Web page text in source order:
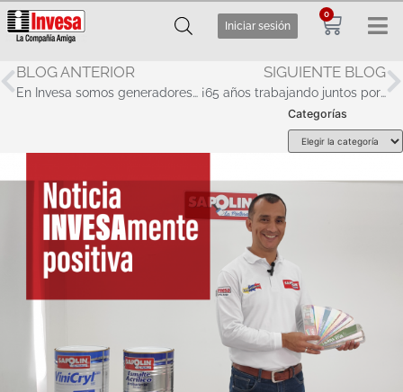
Iniciar sesión
0
BLOG ANTERIOR
En Invesa somos generadores de desarrollo, conoce más de nuestros Servicios Logísticos
SIGUIENTE BLOG
¡65 años trabajando juntos por el planeta!
Categorías